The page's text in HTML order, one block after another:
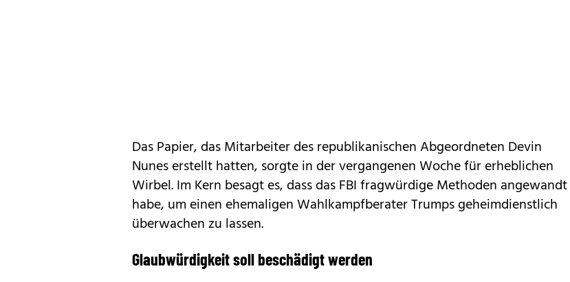
Das Papier, das Mitarbeiter des republikanischen Abgeordneten Devin
Nunes erstellt hatten, sorgte in der vergangenen Woche für erheblichen
Wirbel. Im Kern besagt es, dass das FBI fragwürdige Methoden angewandt
habe, um einen ehemaligen Wahlkampfberater Trumps geheimdienstlich
überwachen zu lassen.
Glaubwürdigkeit soll beschädigt werden